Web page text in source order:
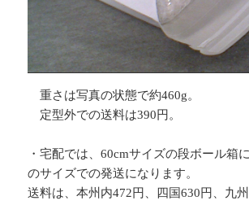
重さは写真の状態で約460g。
定型外での送料は390円。
・宅配では、60cmサイズの段ボール箱
のサイズでの発送になります。
送料は、本州内472円、四国630円、九